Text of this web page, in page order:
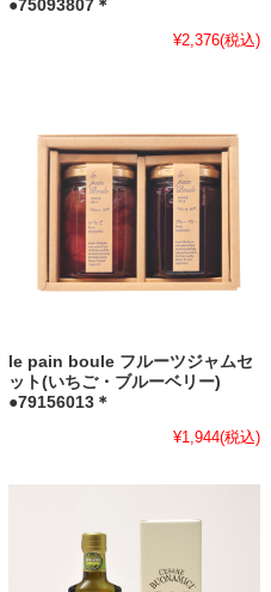
●75093807＊
¥2,376(税込)
le pain boule フルーツジャムセ
ット(いちご・ブルーベリー)
●79156013＊
¥1,944(税込)